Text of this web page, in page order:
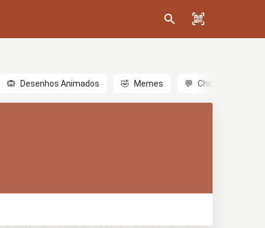
🙉 Desenhos Animados 🤣 Memes 💬 Chinês